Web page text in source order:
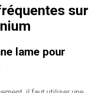
sur
lame pour